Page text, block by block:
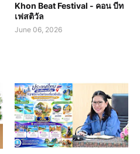
Khon Beat Festival - คอน บีท
เฟสติวัล
June 06, 2026